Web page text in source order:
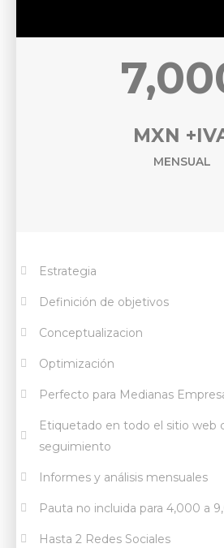
MXN
MENSUAL
Estrategia
Definición de objetivos
Conceptualizacion
Optimización
Perfecto para Medianas
Etiquetado en todo el sitio web
seguimiento
Informes y análisis mensuales
Pauta no incluida para 4,000 a
Hasta 2 Redes Sociales